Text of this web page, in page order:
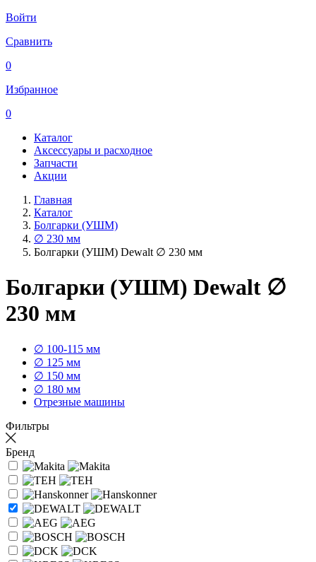
Войти
Сравнить
0
Избранное
0
Каталог
Аксессуары и расходное
Запчасти
Акции
Главная
Каталог
Болгарки (УШМ)
∅ 230 мм
Болгарки (УШМ) Dewalt ∅ 230 мм
Болгарки (УШМ) Dewalt ∅
230 мм
∅ 100-115 мм
∅ 125 мм
∅ 150 мм
∅ 180 мм
Отрезные машины
Фильтры
Бренд